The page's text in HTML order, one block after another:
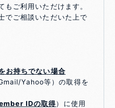
もご利用いただけます。
でご相談いただいた上で
お持ちでない場合
Yahoo等）の取得を
IDの取得）に使用